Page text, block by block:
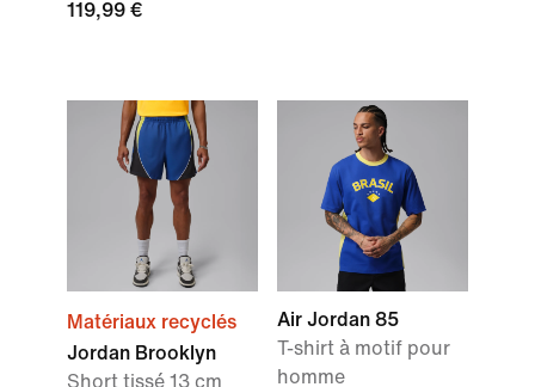
119,99 €
Matériaux recyclés
Jordan Brooklyn
Short tissé 13 cm
Air Jordan 85
T-shirt à motif pour
homme